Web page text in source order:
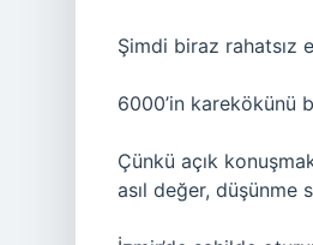
Şimdi biraz rahatsız
6000’in karekökünü
Çünkü açık
asıl değer, düşünme